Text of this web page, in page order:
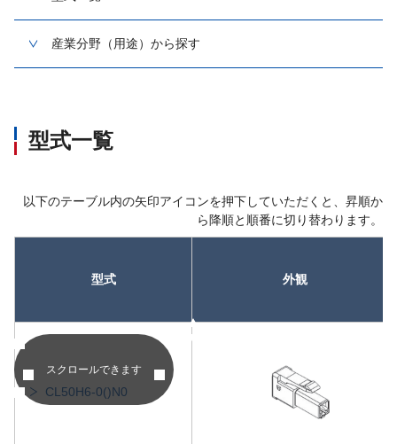
産業分野（用途）から探す
型式一覧
以下のテーブル内の矢印アイコンを押下していただくと、昇順か
ら降順と順番に切り替わります。
スクロールできます
型式 外観
CL50H6-0()N0